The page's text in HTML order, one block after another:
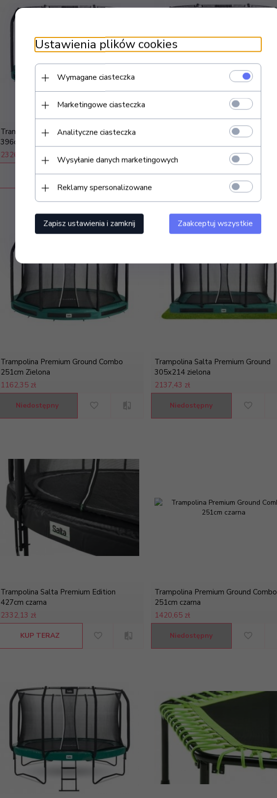
Trampolina Premium Ground Combo
396cm Zielona
2326,
KUP TERAZ
Trampolina Premium Ground Combo
36 zł
Niedostępny
Trampolina Premium Ground Combo
251cm Zielona
1162,35 zł
Niedostępny
Trampolina Salta Premium Ground
305x214 zielona
2137,43 zł
Niedostępny
Trampolina Salta Premium Edition
427cm czarna
2332,13 zł
KUP TERAZ
Trampolina Premium Ground Combo
251cm czarna
1420,65 zł
Niedostępny
Ustawienia plików cookies
Wymagane ciasteczka
Marketingowe ciasteczka
Analityczne ciasteczka
Wysyłanie danych marketingowych
Reklamy spersonalizowane
Zapisz ustawienia i zamknij Zaakceptuj wszystkie